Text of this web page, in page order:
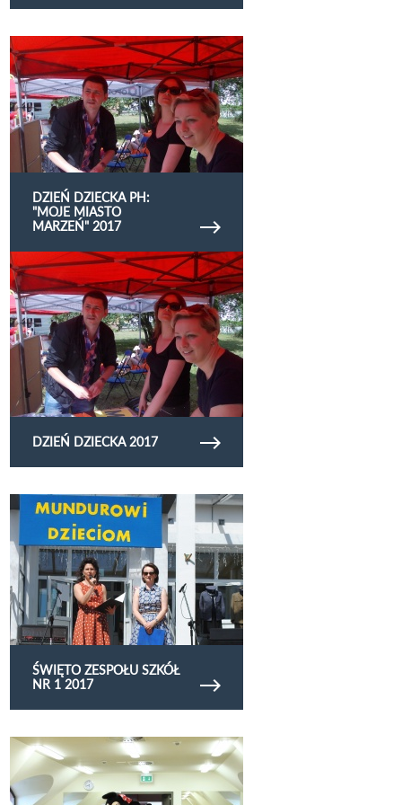
DZIEŃ DZIECKA PH:
"MOJE MIASTO
MARZEŃ" 2017
Obejrzyj galerię zdjęć Dzień Dziecka ph: "Moje
Miasto Marzeń" 2017
DZIEŃ DZIECKA 2017
Obejrzyj galerię zdjęć Dzień Dziecka 2017
ŚWIĘTO ZESPOŁU SZKÓŁ
NR 1 2017
Obejrzyj galerię zdjęć Święto Zespołu Szkół Nr 1
2017
Obejrzyj galerię zdjęć Grosik 2017